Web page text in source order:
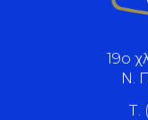
19o
Ν.
Τ.